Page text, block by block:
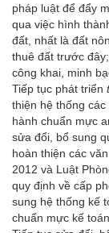
pháp luật để đẩy
qua việc hình
đất, nhất là đất
thuê đất trước
công khai, minh
Tiếp tục phát triển
thiện hệ thống
hành chuẩn mực
sửa đổi, bổ sung
hoàn thiện các
2012 và Luật
quy định về cấp
sung hệ thống kế
chuẩn mực kế